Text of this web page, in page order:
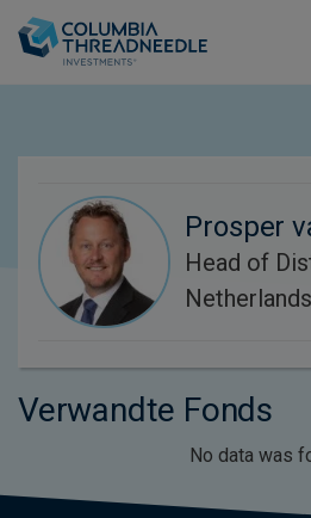
Prosper
Head of
Verwandte Fonds
No data was